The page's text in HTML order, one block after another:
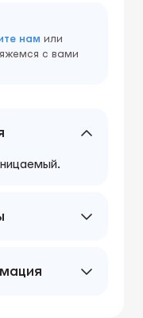
нам или
с вами